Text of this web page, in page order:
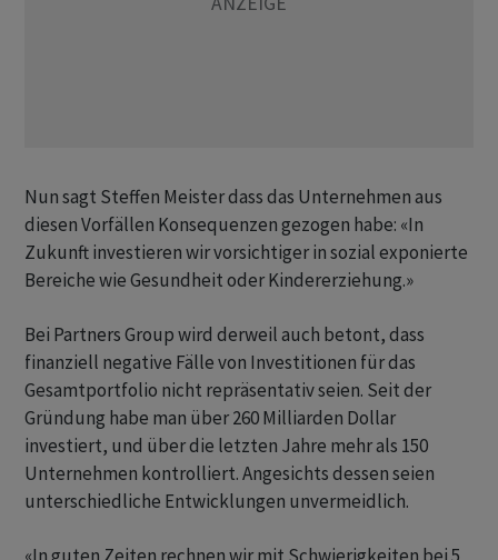
Nun sagt Steffen Meister dass das Unternehmen aus
diesen Vorfällen Konsequenzen gezogen habe: «In
Zukunft investieren wir vorsichtiger in sozial exponierte
Bereiche wie Gesundheit oder Kindererziehung.»
Bei Partners Group wird derweil auch betont, dass
finanziell negative Fälle von Investitionen für das
Gesamtportfolio nicht repräsentativ seien. Seit der
Gründung habe man über 260 Milliarden Dollar
investiert, und über die letzten Jahre mehr als 150
Unternehmen kontrolliert. Angesichts dessen seien
unterschiedliche Entwicklungen unvermeidlich.